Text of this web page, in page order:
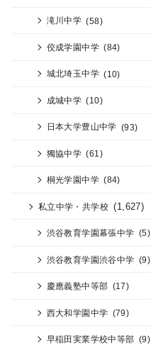
滝川中学 (58)
佼成学園中学 (84)
城北埼玉中学 (10)
成城中学 (10)
日本大学豊山中学 (93)
獨協中学 (61)
桐光学園中学 (84)
私立中学・共学校 (1,627)
渋谷教育学園幕張中学 (5)
渋谷教育学園渋谷中学 (9)
慶應義塾中等部 (17)
西大和学園中学 (79)
早稲田実業学校中等部 (9)